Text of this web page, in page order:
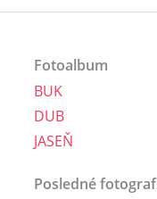
Fotoalbum
BUK
DUB
JASEŇ
Posledné